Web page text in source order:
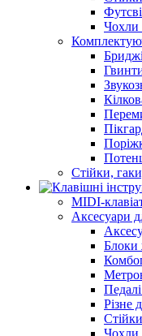
Чохли
Стійки,
MIDI-
Аксесуари
Блоки
Різне
Чохли